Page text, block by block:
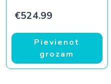
€524.99
Pievienot
grozam